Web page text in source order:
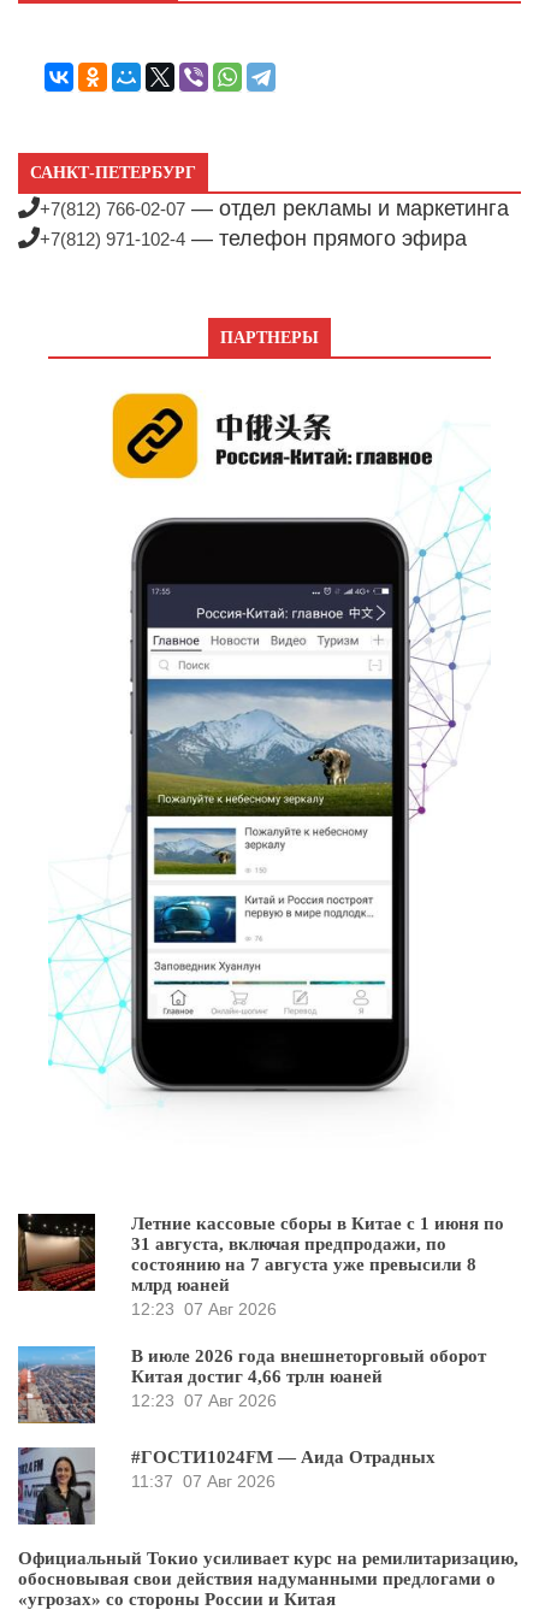
САНКТ-ПЕТЕРБУРГ
+7(812) 766-02-07 — отдел рекламы и маркетинга
+7(812) 971-102-4 — телефон прямого эфира
ПАРТНЕРЫ
Летние кассовые сборы в Китае с 1 июня по
31 августа, включая предпродажи, по
состоянию на 7 августа уже превысили 8
млрд юаней
12:23 07 Авг 2026
В июле 2026 года внешнеторговый оборот
Китая достиг 4,66 трлн юаней
12:23 07 Авг 2026
#ГОСТИ1024FM — Аида Отрадных
11:37 07 Авг 2026
Официальный Токио усиливает курс на ремилитаризацию,
обосновывая свои действия надуманными предлогами о
«угрозах» со стороны России и Китая